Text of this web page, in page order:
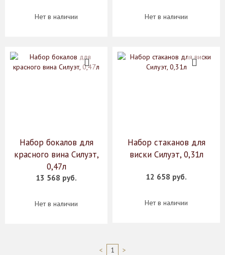
Нет в наличии Нет в наличии
Набор бокалов для
красного вина Силуэт,
0,47л
13 568 руб.
Нет в наличии
Набор стаканов для
виски Силуэт, 0,31л
12 658 руб.
Нет в наличии
< 1 >